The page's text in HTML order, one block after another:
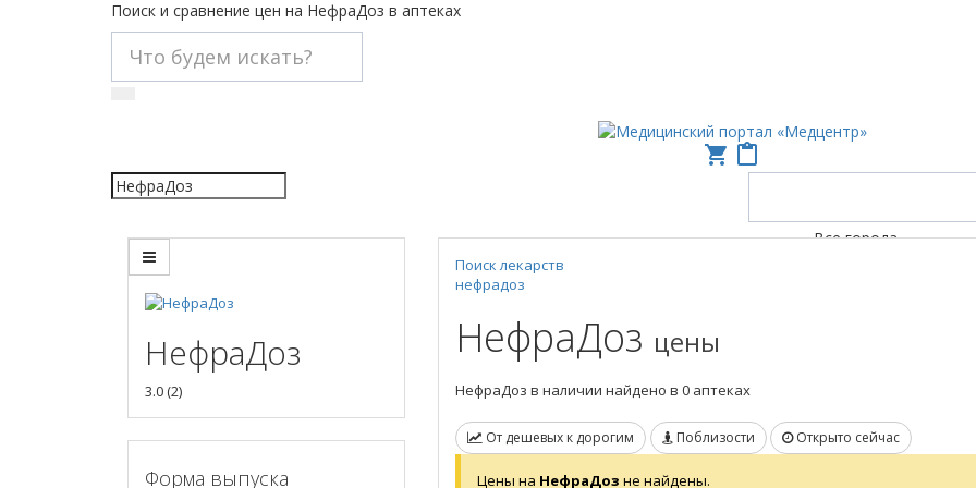
Поиск и сравнение цен на НефраДоз в аптеках
shopping_cart content_paste
Все города
НефраДоз
3.0(2)
Форма выпуска
Поиск лекарств
нефрадоз
НефраДоз цены
НефраДоз в наличии найдено в 0 аптеках
От дешевых к дорогим Поблизости Открыто сейчас
Цены на НефраДоз не найдены.